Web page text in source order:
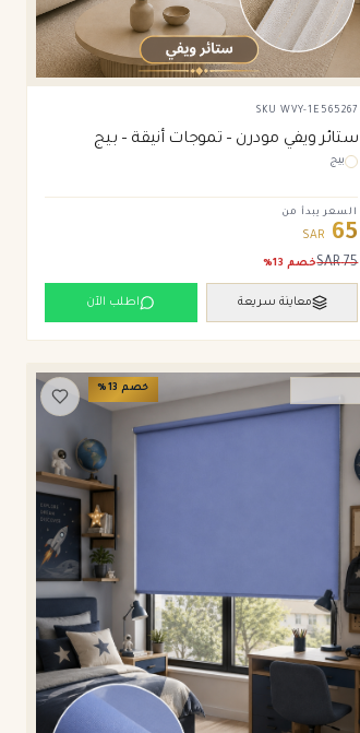
SKU WVY-1E565267
ستائر ويفي مودرن – تموجات أنيقة – بيج
بيج
السعر يبدأ من
65
SAR
75
SARخصم 13
%
معاينة سريعة اطلب الآن
خصم 13
%